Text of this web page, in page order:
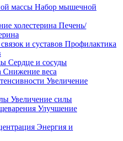
Набор мышечной
Печень/
Профилактика
Сердце и сосуды
Снижение веса
Увеличение
Увеличение силы
Улучшение
Энергия и